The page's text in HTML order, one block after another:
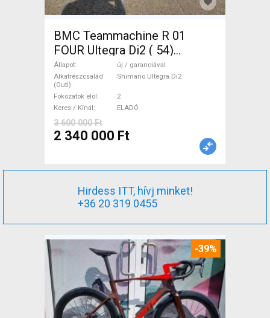
BMC Teammachine R 01
FOUR Ultegra Di2 ( 54)
Országúti Shimano Ultegra
Di2 tárcsafék új / garanciával
ELADÓ
Állapot
új / garanciával
Alkatrészcsalád
(Outi)
Shimano Ultegra Di2
Fokozatok elöl
2
Keres / Kínál
ELADÓ
3 600 000 Ft
2 340 000 Ft
Hirdess ITT, hívj minket!
+36 20 319 0455
-39%